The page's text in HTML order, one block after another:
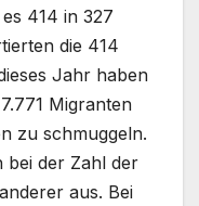
414 in 327
die 414
Jahr haben
Migranten
zu schmuggeln.
bei der Zahl der
aus. Bei